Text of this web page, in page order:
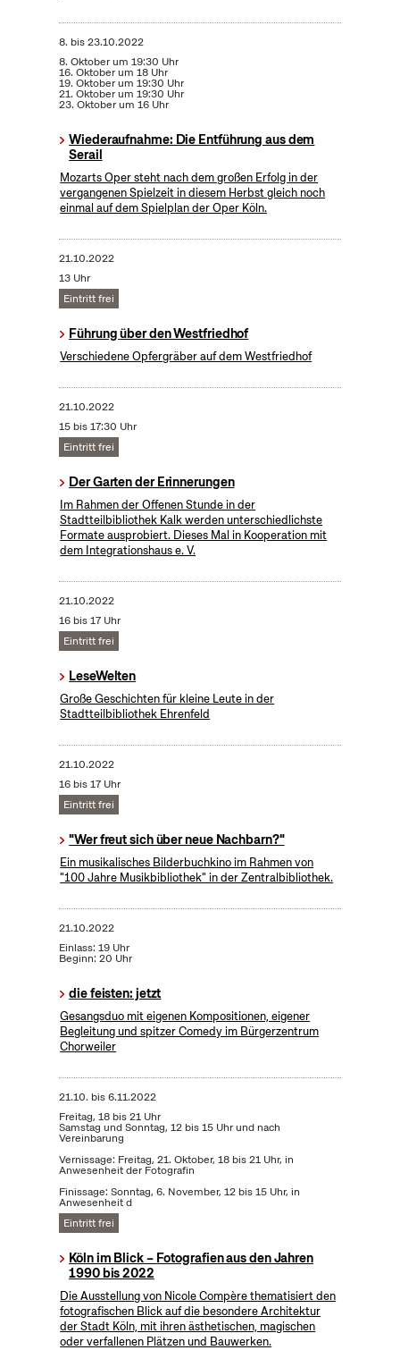
8. bis23.10.2022
8. Oktober um 19:30 Uhr
16. Oktober um 18 Uhr
19. Oktober um 19:30 Uhr
21. Oktober um 19:30 Uhr
23. Oktober um 16 Uhr
Wiederaufnahme: Die Entführung aus dem
Serail
Mozarts Oper steht nach dem großen Erfolg in der
vergangenen Spielzeit in diesem Herbst gleich noch
einmal auf dem Spielplan der Oper Köln.
21.10.2022
13 Uhr
Eintritt frei
Führung über den Westfriedhof
Verschiedene Opfergräber auf dem Westfriedhof
21.10.2022
15 bis 17:30 Uhr
Eintritt frei
Der Garten der Erinnerungen
Im Rahmen der Offenen Stunde in der
Stadtteilbibliothek Kalk werden unterschiedlichste
Formate ausprobiert. Dieses Mal in Kooperation mit
dem Integrationshaus e. V.
21.10.2022
16 bis 17 Uhr
Eintritt frei
LeseWelten
Große Geschichten für kleine Leute in der
Stadtteilbibliothek Ehrenfeld
21.10.2022
16 bis 17 Uhr
Eintritt frei
"Wer freut sich über neue Nachbarn?"
Ein musikalisches Bilderbuchkino im Rahmen von
"100 Jahre Musikbibliothek" in der Zentralbibliothek.
21.10.2022
Einlass: 19 Uhr
Beginn: 20 Uhr
die feisten: jetzt
Gesangsduo mit eigenen Kompositionen, eigener
Begleitung und spitzer Comedy im Bürgerzentrum
Chorweiler
21.10. bis6.11.2022
Freitag, 18 bis 21 Uhr
Samstag und Sonntag, 12 bis 15 Uhr und nach
Vereinbarung
Vernissage: Freitag, 21. Oktober, 18 bis 21 Uhr, in
Anwesenheit der Fotografin
Finissage: Sonntag, 6. November, 12 bis 15 Uhr, in
Anwesenheit d
Eintritt frei
Köln im Blick – Fotografien aus den Jahren
1990 bis 2022
Die Ausstellung von Nicole Compère thematisiert den
fotografischen Blick auf die besondere Architektur
der Stadt Köln, mit ihren ästhetischen, magischen
oder verfallenen Plätzen und Bauwerken.